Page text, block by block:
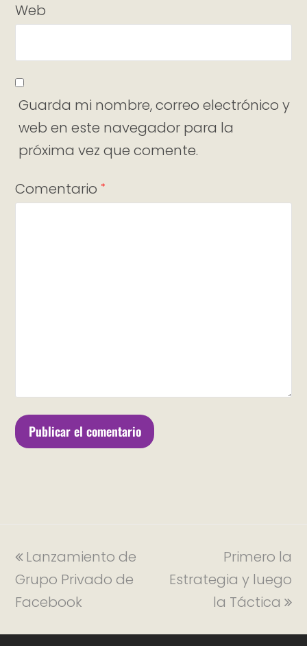
Web
Guarda mi nombre, correo electrónico y
web en este navegador para la
próxima vez que comente.
Comentario *
Lanzamiento de
Grupo Privado de
Facebook
Primero la
Estrategia y luego
la Táctica